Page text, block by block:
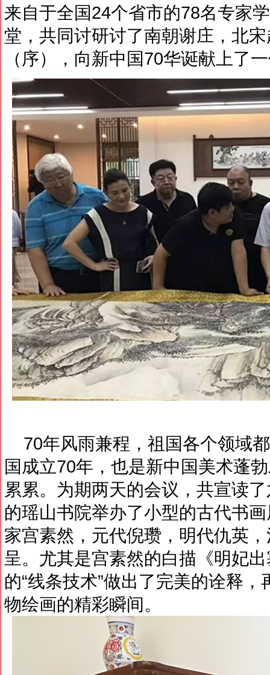
来自于全国24个省市的78名专家
堂，共同讨研讨了南朝谢庄，北
（序），向新中国70华诞献上了
70年风雨兼程，祖国各个领域
国成立70年，也是新中国美术蓬
累累。为期两天的会议，共宣读
的瑶山书院举办了小型的古代书
家宫素然，元代倪瓒，明代仇英
呈。尤其是宫素然的白描《明妃
的“线条技术”做出了完美的诠释
物绘画的精彩瞬间。